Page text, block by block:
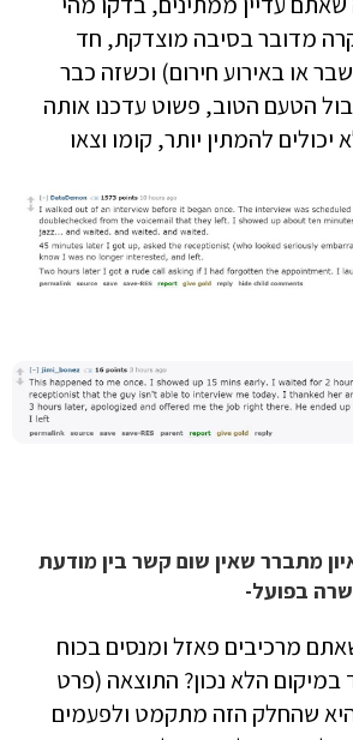
מדובר בסיבה מוצדקת, חד
או באירוע חירום) וכשזה כבר
הטעם הטוב, פשוט עדכנו אותה
להמתין יותר, קומו וצאו
מתברר שאין שום קשר בין מודעת
בפועל-
מרכיבים פאזל ומנסים בכוח
הלא נכון? התוצאה (פרט
שהחלק הזה מתקמט ולפעמים